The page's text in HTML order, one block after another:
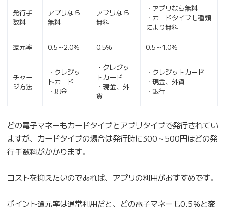
発行手
数料
アプリなら
無料
アプリなら
無料
・アプリなら無料
・カードタイプも種類
により無料
還元率 0.5～2.0％ 0.5％ 0.5～1.0％
チャー
ジ方法
・クレジッ
トカード
・現金
・クレジッ
トカード
・現金、外
貨
・クレジットカード
・現金、外貨
・銀行
どの電子マネーもカードタイプとアプリタイプで発行されてい
ますが、カードタイプの場合は発行時に300～500円ほどの発
行手数料がかかります。
コストを抑えたいのであれば、アプリの利用がおすすめです。
ポイント還元率は通常利用だと、どの電子マネーも0.5％と変